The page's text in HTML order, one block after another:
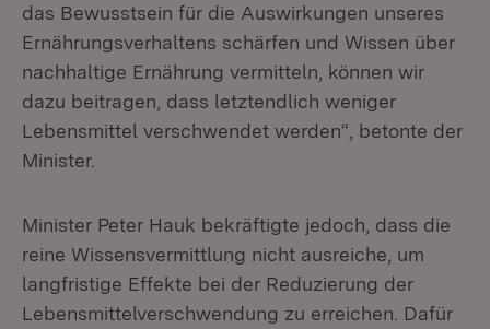
das Bewusstsein für die Auswirkungen unseres
Ernährungsverhaltens schärfen und Wissen über
nachhaltige Ernährung vermitteln, können wir
dazu beitragen, dass letztendlich weniger
Lebensmittel verschwendet werden“, betonte der
Minister.
Minister Peter Hauk bekräftigte jedoch, dass die
reine Wissensvermittlung nicht ausreiche, um
langfristige Effekte bei der Reduzierung der
Lebensmittelverschwendung zu erreichen. Dafür